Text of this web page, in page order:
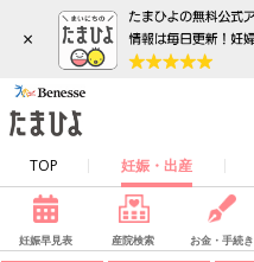
×
TOP 妊娠・出産
妊娠早見表 産院検索 お金・手続き